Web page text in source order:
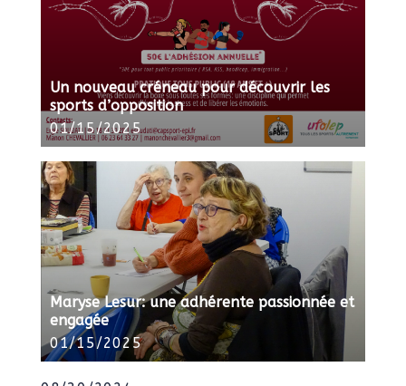
Un nouveau créneau pour découvrir les
sports d’opposition
01/15/2025
Maryse Lesur: une adhérente passionnée et
engagée
01/15/2025